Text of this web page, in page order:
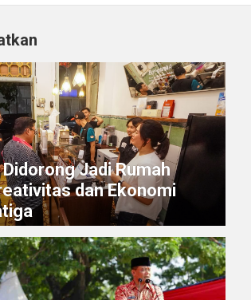
Jadi Rumah
dan Ekonomi